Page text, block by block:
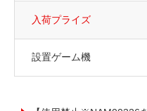
入荷プライズ
設置ゲーム機